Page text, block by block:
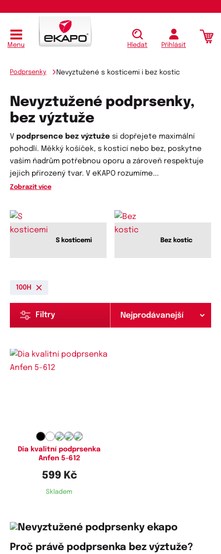
Menu Hledat Přihlásit
Podprsenky Nevyztužené s kosticemi i bez kostic
Nevyztužené podprsenky,
bez výztuže
V podprsence bez výztuže si dopřejete maximální
pohodlí. Měkký košíček, s kosticí nebo bez, poskytne
vašim ňadrům potřebnou oporu a zároveň respektuje
jejich přirozený tvar. V eKAPO rozumíme...
Zobrazit více
S kosticemi Bez kostic
100H
Filtry
90H,95D,95E,95F,
95H,100C,100D,100E,100F,
100H,105E,105G,
Dia kvalitní podprsenka
Anfen 5-612
599 Kč
Skladem
Proč právě podprsenka bez výztuže?